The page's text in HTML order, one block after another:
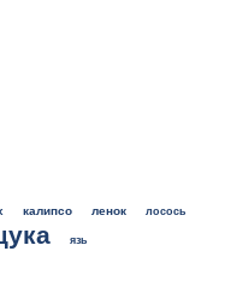
калипсо ленок лосось
язь